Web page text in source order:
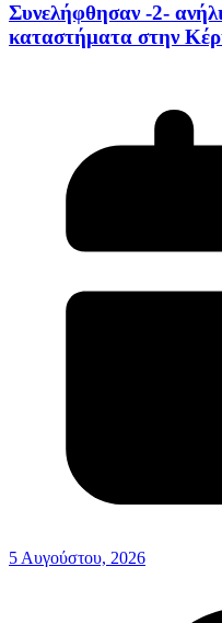
Συνελήφθησαν -2-
καταστήματα στην
5 Αυγούστου, 2026